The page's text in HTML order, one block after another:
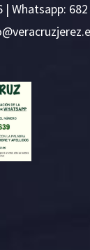
| Whatsapp:
rejzu
rcare